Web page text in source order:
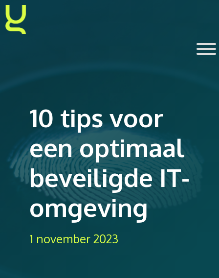
Ga
naar
de
10 tips voor
een optimaal
beveiligde IT-
omgeving
1 november 2023